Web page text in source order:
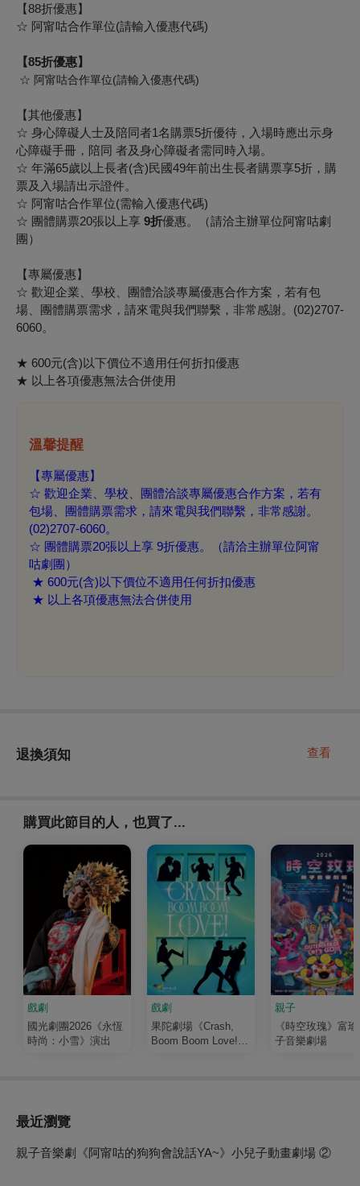
【88折優惠】
☆ 阿甯咕合作單位(請輸入優惠代碼)
【85折優惠】
☆ 阿甯咕合作單位(請輸入優惠代碼)
【其他優惠】
☆ 身心障礙人士及陪同者1名購票5折優待，入場時應出示身
心障礙手冊，陪同 者及身心障礙者需同時入場。
☆ 年滿65歲以上長者(含)民國49年前出生長者購票享5折 ，購
票及入場請出示證件。
☆ 阿甯咕合作單位(需輸入優惠代碼)
☆ 團體購票20張以上享 9折優惠。（請洽主辦單位阿甯咕劇
團）
【專屬優惠】
☆ 歡迎企業、學校、團體洽談專屬優惠合作方案，若有包
場、團體購票需求，請來電與我們聯繫，非常感謝。(02)2707-
6060。
★ 600元(含)以下價位不適用任何折扣優惠
★ 以上各項優惠無法合併使用
溫馨提醒
【專屬優惠】
☆ 歡迎企業、學校、團體洽談專屬優惠合作方案，若有
包場、團體購票需求，請來電與我們聯繫，非常感謝。
(02)2707-6060。
☆ 團體購票20張以上享 9折優惠。（請洽主辦單位阿甯
咕劇團）
★ 600元(含)以下價位不適用任何折扣優惠
★ 以上各項優惠無法合併使用
退換須知 查看
購買此節目的人，也買了...
戲劇
國光劇團2026《永恆
時尚：小雪》演出
戲劇
果陀劇場《Crash,
Boom Boom Love!》
親子
《時空玫瑰》富
子音樂劇場
最近瀏覽
親子音樂劇《阿甯咕的狗狗會說話YA~》小兒子動畫劇場 ②